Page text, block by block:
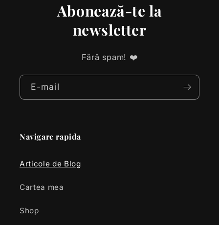
Abonează-te la
newsletter
Fără spam! ❤️
E-mail
Navigare rapida
Articole de Blog
Cartea mea
Shop